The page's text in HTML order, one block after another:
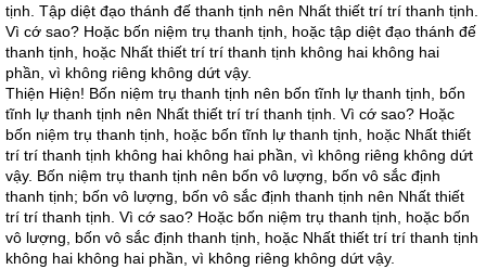
tịnh. Tập diệt đạo thánh đế thanh tịnh nên Nhất thiết trí trí thanh tịnh.
Vì cớ sao? Hoặc bốn niệm trụ thanh tịnh, hoặc tập diệt đạo thánh đế
thanh tịnh, hoặc Nhất thiết trí trí thanh tịnh không hai không hai
phần, vì không riêng không dứt vậy.
Thiện Hiện! Bốn niệm trụ thanh tịnh nên bốn tĩnh lự thanh tịnh, bốn
tĩnh lự thanh tịnh nên Nhất thiết trí trí thanh tịnh. Vì cớ sao? Hoặc
bốn niệm trụ thanh tịnh, hoặc bốn tĩnh lự thanh tịnh, hoặc Nhất thiết
trí trí thanh tịnh không hai không hai phần, vì không riêng không dứt
vậy. Bốn niệm trụ thanh tịnh nên bốn vô lượng, bốn vô sắc định
thanh tịnh; bốn vô lượng, bốn vô sắc định thanh tịnh nên Nhất thiết
trí trí thanh tịnh. Vì cớ sao? Hoặc bốn niệm trụ thanh tịnh, hoặc bốn
vô lượng, bốn vô sắc định thanh tịnh, hoặc Nhất thiết trí trí thanh tịnh
không hai không hai phần, vì không riêng không dứt vậy.